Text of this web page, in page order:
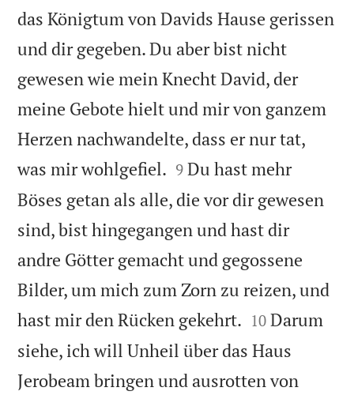
das Königtum von Davids Hause gerissen
und dir gegeben. Du aber bist nicht
gewesen wie mein Knecht David, der
meine Gebote hielt und mir von ganzem
Herzen nachwandelte, dass er nur tat,
was mir wohlgefiel. 

9 Du hast mehr
Böses getan als alle, die vor dir gewesen
sind, bist hingegangen und hast dir
andre Götter gemacht und gegossene
Bilder, um mich zum Zorn zu reizen, und
hast mir den Rücken gekehrt. 

10 Darum
siehe, ich will Unheil über das Haus
Jerobeam bringen und ausrotten von